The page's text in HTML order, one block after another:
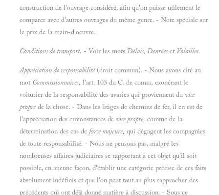
construction de l'ouvrage considéré, afin qu'on puisse utilement le
comparer avec d'autres ouvrages du même genre. - Note spéciale sur
le prix de la main-d'oeuvre.
Conditions de transport. - Voir les mots Délais, Denrées et Volailles.
Appréciation de responsabilité(droit commun). - Nous avons cité au
mot Commissionnaires, l'art. 103 du C. de comm. exonérant le
voiturier de la responsabilité des avaries qui proviennent du vice
propre de la chose. - Dans les litiges de chemins de fer, il en est de
l'appréciation des circonstances de vice propre, comme de la
détermination des cas de force majeure, qui dégagent les compagnies
de toute responsabilité. - Nous ne pensons pas, malgré les
nombreuses affaires judiciaires se rapportant à cet objet qu'il soit
possible, en aucune façon, d'établir une catégorie précise de ces faits
absolument indéfinis et que l'on peut tout au plus rapprocher des
précédents qui ont déjà donné matière à discussion. - Sous ce